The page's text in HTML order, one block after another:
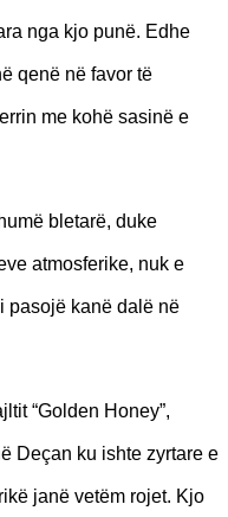
nga kjo punë. Edhe
qenë në favor të
me kohë sasinë e
bletarë, duke
atmosferike, nuk e
pasojë kanë dalë në
“Golden Honey”,
Deçan ku ishte zyrtare e
janë vetëm rojet. Kjo